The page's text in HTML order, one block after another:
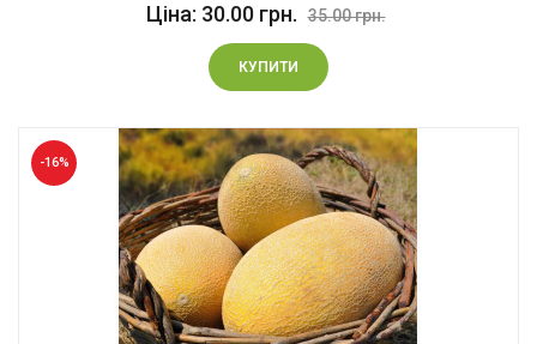
Ціна: 30.00 грн. 35.00 грн.
КУПИТИ
-16%